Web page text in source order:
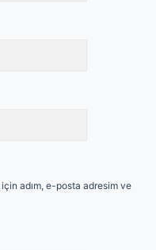
adım, e-posta adresim ve